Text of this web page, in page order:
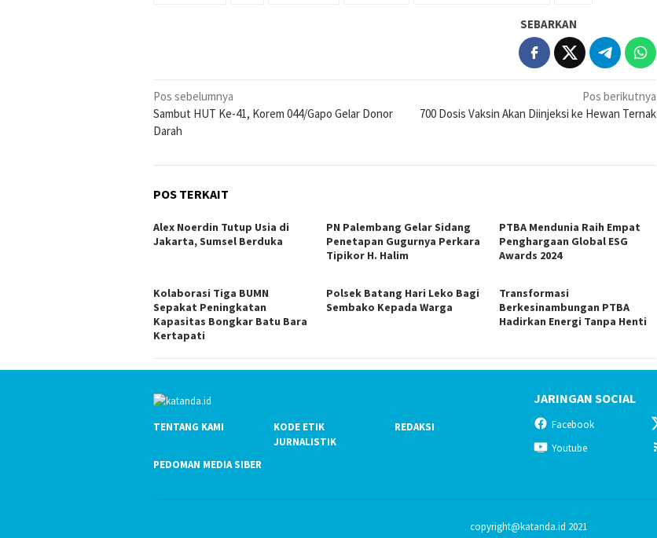
SEBARKAN
Navigasi
pos
Pos sebelumnya
Sambut HUT Ke-41, Korem 044/Gapo Gelar Donor
Darah
Pos berikutnya
700 Dosis Vaksin Akan Diinjeksi ke Hewan Ternak
POS TERKAIT
Alex Noerdin Tutup Usia di
Jakarta, Sumsel Berduka
PN Palembang Gelar Sidang
Penetapan Gugurnya Perkara
Tipikor H. Halim
PTBA Mendunia Raih Empat
Penghargaan Global ESG
Awards 2024
Kolaborasi Tiga BUMN
Sepakat Peningkatan
Kapasitas Bongkar Batu Bara
Kertapati
Polsek Batang Hari Leko Bagi
Sembako Kepada Warga
Transformasi
Berkesinambungan PTBA
Hadirkan Energi Tanpa Henti
TENTANG KAMI
KODE ETIK
JURNALISTIK
REDAKSI
PEDOMAN MEDIA SIBER
JARINGAN SOCIAL
Facebook
Youtube
copyright@katanda.id 2021